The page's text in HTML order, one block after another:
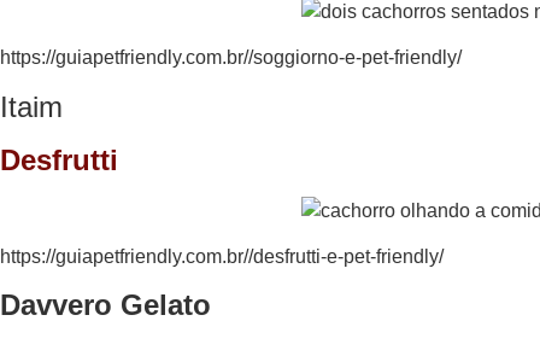
https://guiapetfriendly.com.br//soggiorno-e-pet-friendly/
Itaim
Desfrutti
https://guiapetfriendly.com.br//desfrutti-e-pet-friendly/
Davvero Gelato